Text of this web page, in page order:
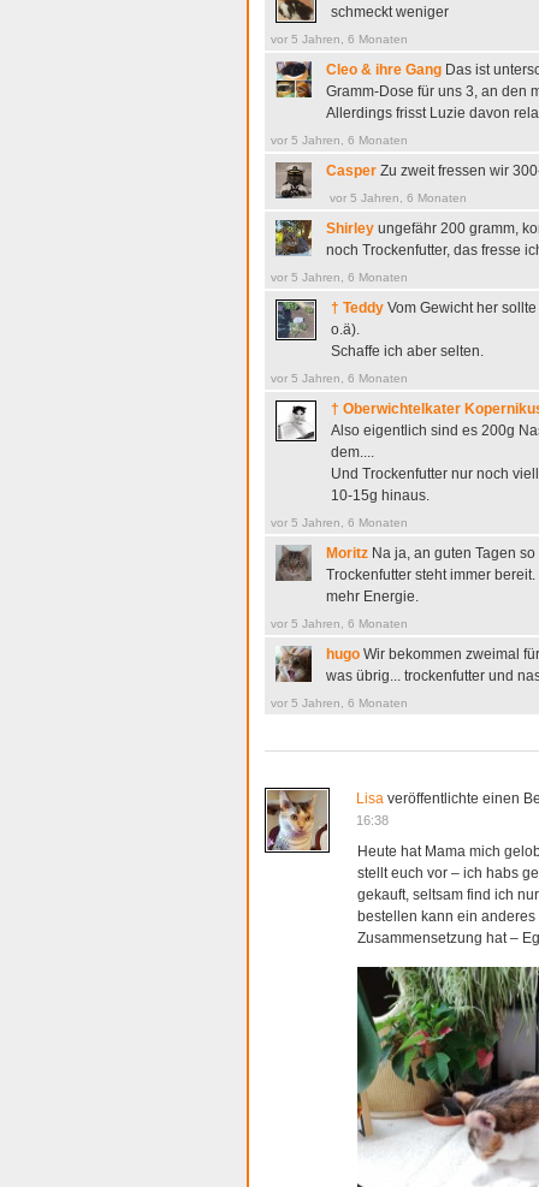
schmeckt weniger
vor 5 Jahren, 6 Monaten
Cleo & ihre Gang Das ist
Gramm-Dose für uns 3, an den
Allerdings frisst Luzie davon
vor 5 Jahren, 6 Monaten
Casper Zu zweit fressen wir
vor 5 Jahren, 6 Monaten
Shirley ungefähr 200 gramm,
noch Trockenfutter, das fresse
vor 5 Jahren, 6 Monaten
† Teddy Vom Gewicht her
o.ä).
Schaffe ich aber selten.
vor 5 Jahren, 6 Monaten
† Oberwichtelkater
Also eigentlich sind es 200g
dem....
Und Trockenfutter nur noch
10-15g hinaus.
vor 5 Jahren, 6 Monaten
Moritz Na ja, an guten Tagen
Trockenfutter steht immer
mehr Energie.
vor 5 Jahren, 6 Monaten
hugo Wir bekommen zweimal
was übrig... trockenfutter und
vor 5 Jahren, 6 Monaten
Lisa veröffentlichte einen
16:38
Heute hat Mama mich
stellt euch vor – ich habs
gekauft, seltsam find ich
bestellen kann ein
Zusammensetzung hat –